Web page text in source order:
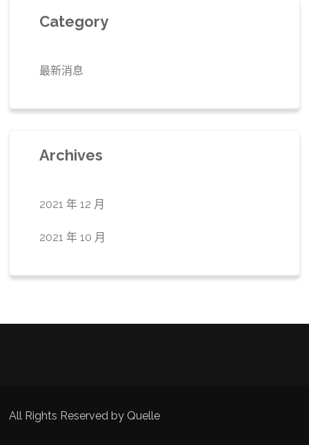
Category
最新消息
Archives
2021 年 12 月
2021 年 10 月
All Rights Reserved by Quelle